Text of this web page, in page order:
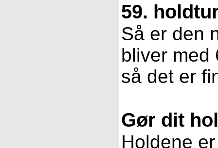
59.
Så er den
bliver med
så det er
Gør dit
Holdene